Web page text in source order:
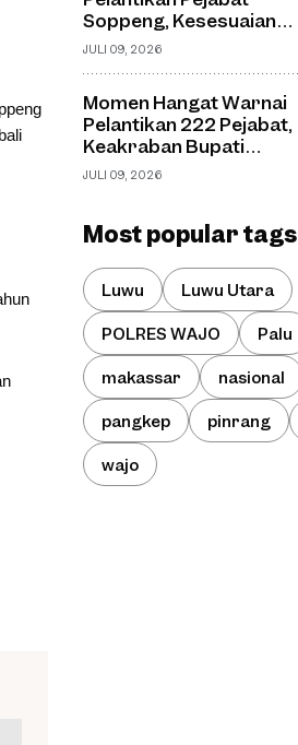
Soppeng, Kesesuaian
Jabatan dan Disiplin
JULI 09, 2026
Momen Hangat Warnai
Pelantikan 222 Pejabat,
Keakraban Bupati
Soppeng dan Kepala
JULI 09, 2026
Most popular tags
Luwu Luwu Utara
POLRES WAJO Palu
makassar nasional
pangkep pinrang
wajo